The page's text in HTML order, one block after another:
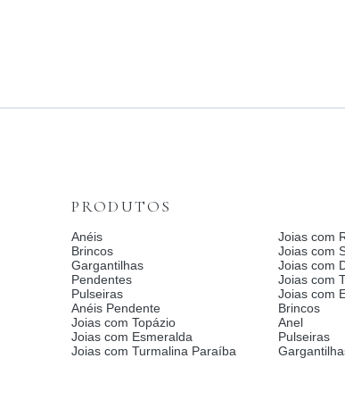
PRODUTOS
Anéis
Brincos
Gargantilhas
Pendentes
Pulseiras
Anéis Pendente
Joias com Topázio
Joias com Esmeralda
Joias com Turmalina Paraíba
Joias com
Joias com
Joias com
Joias com
Joias com
Brincos
Anel
Pulseiras